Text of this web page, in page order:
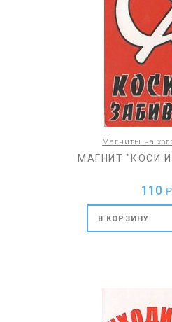
Магниты на
МАГНИТ "КОСИ
110 a
В КОРЗИНУ